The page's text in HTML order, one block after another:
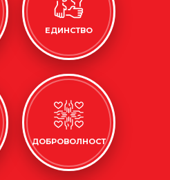
ЕДИНСТВО
ДОБРОВОЛНОСТ